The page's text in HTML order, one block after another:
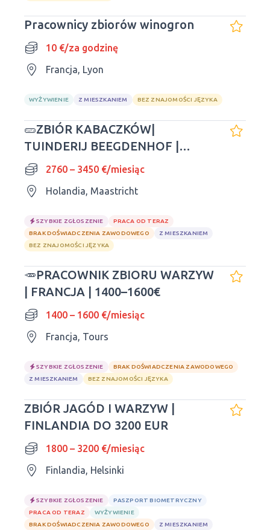
Pracownicy zbiorów winogron
10 €/za godzinę
Francja, Lyon
WYŻYWIENIE Z MIESZKANIEM BEZ ZNAJOMOŚCI JĘZYKA
🥒ZBIÓR KABACZKÓW|
TUINDERIJ BEEGDENHOF |
SEZON 2026
2760 – 3450 €/miesiąc
Holandia, Maastricht
SZYBKIE ZGŁOSZENIE
PRACA OD TERAZ
BRAK DOŚWIADCZENIA ZAWODOWEGO
Z MIESZKANIEM
BEZ ZNAJOMOŚCI JĘZYKA
🥕PRACOWNIK ZBIORU WARZYW
| FRANCJA | 1400–1600€
1400 – 1600 €/miesiąc
Francja, Tours
SZYBKIE ZGŁOSZENIE
BRAK DOŚWIADCZENIA ZAWODOWEGO
Z MIESZKANIEM
BEZ ZNAJOMOŚCI JĘZYKA
ZBIÓR JAGÓD I WARZYW |
FINLANDIA DO 3200 EUR
1800 – 3200 €/miesiąc
Finlandia, Helsinki
SZYBKIE ZGŁOSZENIE
PASZPORT BIOMETRYCZNY
PRACA OD TERAZ
WYŻYWIENIE
BRAK DOŚWIADCZENIA ZAWODOWEGO
Z MIESZKANIEM